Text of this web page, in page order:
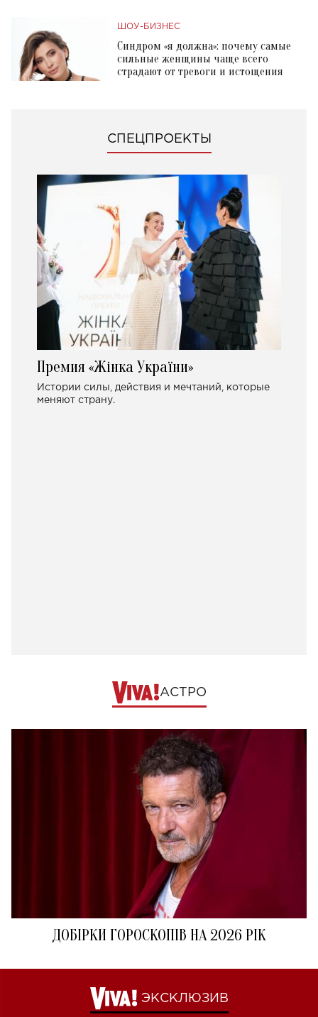
ШОУ-БИЗНЕС
Синдром «я должна»: почему самые
сильные женщины чаще всего
страдают от тревоги и истощения
СПЕЦПРОЕКТЫ
Премия «Жінка України»
Истории силы, действия и мечтаний, которые
меняют страну.
АСТРО
ДОБІРКИ ГОРОСКОПІВ НА 2026 РІК
ЭКСКЛЮЗИВ